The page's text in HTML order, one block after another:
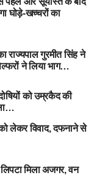
घोड़े-खच्चरों का
राज्यपाल गुरमीत सिंह ने
ने लिया भाग…
को उम्रकैद की
लेकर विवाद, दफनाने से
लिपटा मिला अजगर, वन